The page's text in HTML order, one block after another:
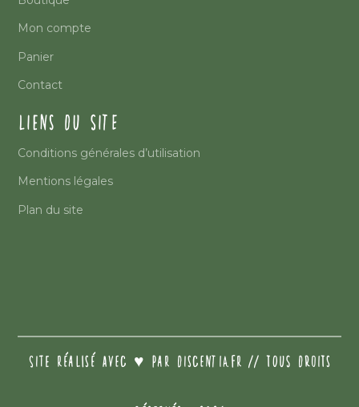
Mon compte
Panier
Contact
LIENS DU SITE
Conditions générales d’utilisation
Mentions légales
Plan du site
SITE RÉALISÉ AVEC ♥️ PAR DISCENTIA.FR // TOUS DROITS